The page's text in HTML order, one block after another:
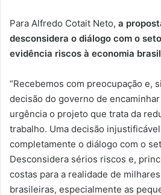
Para Alfredo Cotait Neto, a
desconsidera o diálogo com o
evidência riscos à economia
“Recebemos com preocupação e,
decisão do governo de
urgência o projeto que trata da
trabalho. Uma decisão
completamente o diálogo com o
Desconsidera sérios riscos e,
costas para a realidade de
brasileiras, especialmente as